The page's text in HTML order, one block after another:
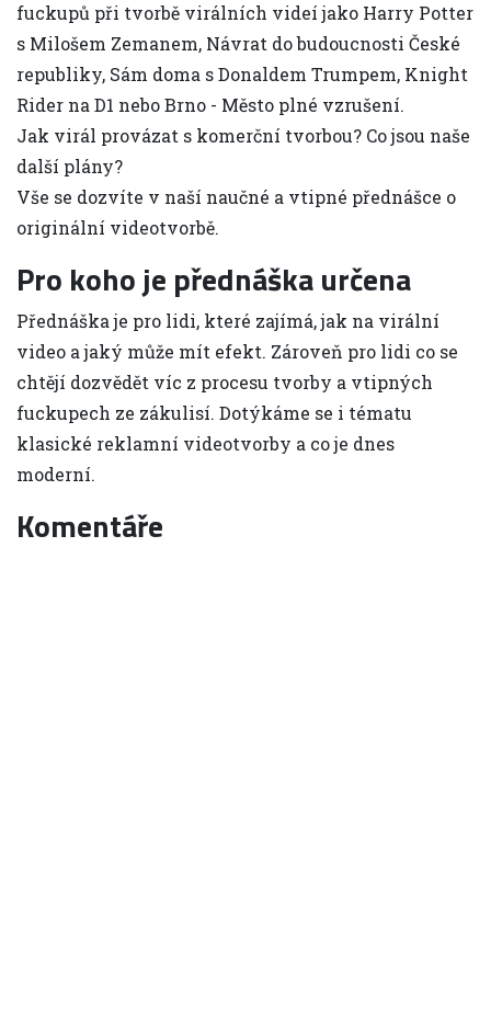
fuckupů při tvorbě virálních videí jako Harry Potter
s Milošem Zemanem, Návrat do budoucnosti České
republiky, Sám doma s Donaldem Trumpem, Knight
Rider na D1 nebo Brno - Město plné vzrušení.
Jak virál provázat s komerční tvorbou? Co jsou naše
další plány?
Vše se dozvíte v naší naučné a vtipné přednášce o
originální videotvorbě.
Pro koho je přednáška určena
Přednáška je pro lidi, které zajímá, jak na virální
video a jaký může mít efekt. Zároveň pro lidi co se
chtějí dozvědět víc z procesu tvorby a vtipných
fuckupech ze zákulisí. Dotýkáme se i tématu
klasické reklamní videotvorby a co je dnes
moderní.
Komentáře